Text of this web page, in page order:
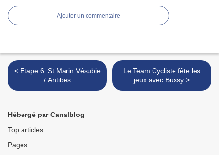
Ajouter un commentaire
< Etape 6: St Marin Vésubie
/ Antibes
Le Team Cycliste fête les
jeux avec Bussy >
Hébergé par Canalblog
Top articles
Pages